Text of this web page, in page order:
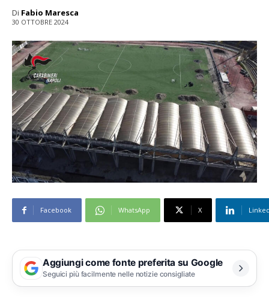
Di Fabio Maresca
30 OTTOBRE 2024
Facebook WhatsApp X
Aggiungi come fonte preferita su Google
Seguici più facilmente nelle notizie consigliate